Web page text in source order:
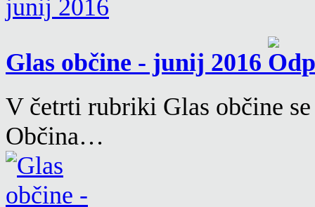
Glas občine - junij 2016
V četrti rubriki Glas občine
Občina…